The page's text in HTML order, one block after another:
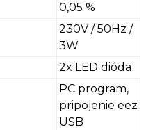
0,05 %
230V / 50Hz /
3W
2x LED dióda
PC program,
pripojenie eez
USB